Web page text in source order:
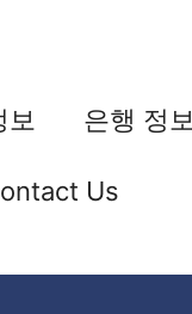
보 은행 정보
Us